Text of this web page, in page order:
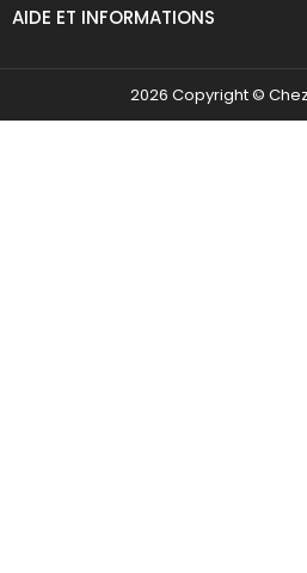
AIDE ET INFORMATIONS
2026 Copyright ©